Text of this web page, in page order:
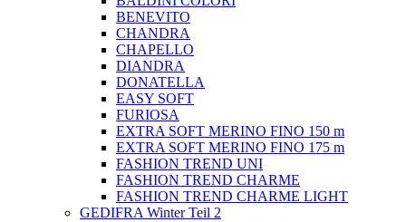
BENEVITO
CHANDRA
CHAPELLO
DIANDRA
DONATELLA
EASY SOFT
FURIOSA
EXTRA SOFT MERINO FINO 150 m
EXTRA SOFT MERINO FINO 175 m
FASHION TREND UNI
FASHION TREND CHARME
FASHION TREND CHARME LIGHT
GEDIFRA Winter Teil 2